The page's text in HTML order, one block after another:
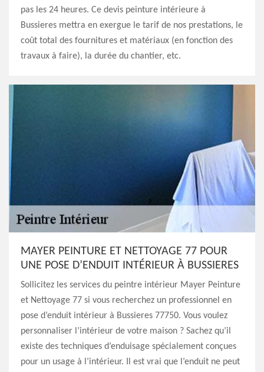
pas les 24 heures. Ce devis peinture intérieure à
Bussieres mettra en exergue le tarif de nos prestations, le
coût total des fournitures et matériaux (en fonction des
travaux à faire), la durée du chantier, etc.
MAYER PEINTURE ET NETTOYAGE 77 POUR
UNE POSE D’ENDUIT INTÉRIEUR À BUSSIERES
Sollicitez les services du peintre intérieur Mayer Peinture
et Nettoyage 77 si vous recherchez un professionnel en
pose d’enduit intérieur à Bussieres 77750. Vous voulez
personnaliser l’intérieur de votre maison ? Sachez qu’il
existe des techniques d’enduisage spécialement conçues
pour un usage à l’intérieur. Il est vrai que l’enduit ne peut